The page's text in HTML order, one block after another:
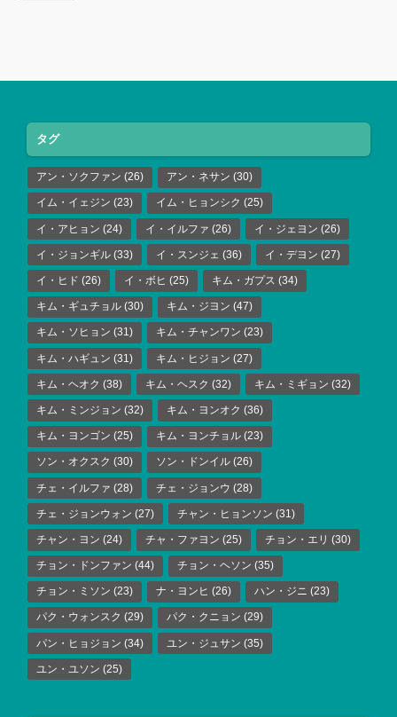
タグ
アン・ソクファン (26) アン・ネサン (30)
イム・イェジン (23) イム・ヒョンシク (25)
イ・アヒョン (24) イ・イルファ (26) イ・ジェヨン (26)
イ・ジョンギル (33) イ・スンジェ (36) イ・デヨン (27)
イ・ヒド (26) イ・ボヒ (25) キム・ガプス (34)
キム・ギュチョル (30) キム・ジヨン (47)
キム・ソヒョン (31) キム・チャンワン (23)
キム・ハギュン (31) キム・ヒジョン (27)
キム・ヘオク (38) キム・ヘスク (32) キム・ミギョン (32)
キム・ミンジョン (32) キム・ヨンオク (36)
キム・ヨンゴン (25) キム・ヨンチョル (23)
ソン・オクスク (30) ソン・ドンイル (26)
チェ・イルファ (28) チェ・ジョンウ (28)
チェ・ジョンウォン (27) チャン・ヒョンソン (31)
チャン・ヨン (24) チャ・ファヨン (25) チョン・エリ (30)
チョン・ドンファン (44) チョン・ヘソン (35)
チョン・ミソン (23) ナ・ヨンヒ (26) ハン・ジニ (23)
パク・ウォンスク (29) パク・クニョン (29)
パン・ヒョジョン (34) ユン・ジュサン (35)
ユン・ユソン (25)